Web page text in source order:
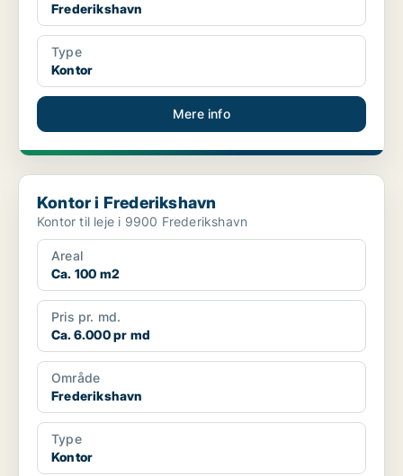
Frederikshavn
Type
Kontor
Mere info
Kontor i Frederikshavn
Kontor i Frederikshavn
Kontor til leje i 9900 Frederikshavn
Areal
Ca. 100 m2
Pris pr. md.
Ca. 6.000 pr md
Område
Frederikshavn
Type
Kontor